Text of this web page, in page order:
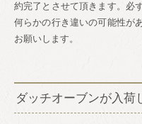
約完了とさせて頂きます。必
何らかの行き違いの可能性が
お願いします。
ダッチオーブンが入荷